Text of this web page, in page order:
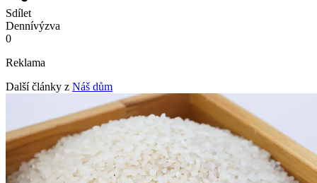
Sdílet
Dennívýzva
0
Reklama
Další články z Náš dům